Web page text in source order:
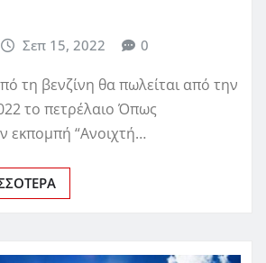
Σεπ 15, 2022 0
τη βενζίνη θα πωλείται από την
το πετρέλαιο Όπως
εκπομπή “Ανοιχτή…